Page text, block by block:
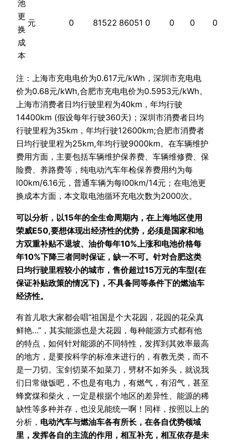
池
更
换
成
本
元 0 81522 86051 0 0 0 0
注：上海市充电电价为0.617元/kWh，深圳市充电电
价为0.68元/kWh,合肥市充电电价为0.5953元/kWh。
上海市消费者日均行驶里程为40km，年均行驶
14400km (假设每年行驶360天)；深圳市消费者日均
行驶里程为35km，年均行驶12600km;合肥市消费者
日均行驶里程为25km,年均行驶9000km。在车辆维护
费用方面，主要包括车辆维护保养费、车辆维修费、保
险费、养路费等，纯电动汽车年检保养费用约为每
l00km/6.16元，普通车辆为每l00km/14元；在电池更
换成本方面，本文取电池循环充电次数为2000次。
可以分析，以15年的全生命周期内，在上海地区使用
荣威E50,要想体现出经济性的优势，必须是国家和地
方双重补贴不退坡、油价每年10%上涨和电池价格每
年10%下降三者同时保证，缺一不可。针对合肥这类
日均行驶里程较小的城市，售价超过15万元的车型(在
保证补贴政策的情况下)，不具备同等条件下的燃油车
经济性。
有首儿歌大家都会唱“祖国是个大花园，花园的花朵真
鲜艳…”，其实能源也是大花园，每种能源方式都有他
的特点，如何针对能源的不同特性，发挥到其效率最高
的地方，是要按科学的标准来进行的，有教无类，而不
是一刀切。宝剑切菜不如菜刀，劈材不如斧头，就说我
们日常做饭吧，不也是有电力，有燃气，有沼气，甚至
蜂窝煤和柴火，一定是根据个地区的差异性、能源的稀
缺性等多种并存，也没见能统一啊！同样，按照以上的
分析， 电动汽车与燃油车各有所长，在各自优势领域
里，发挥各自的主流的作用，相互补充，相互依存是未